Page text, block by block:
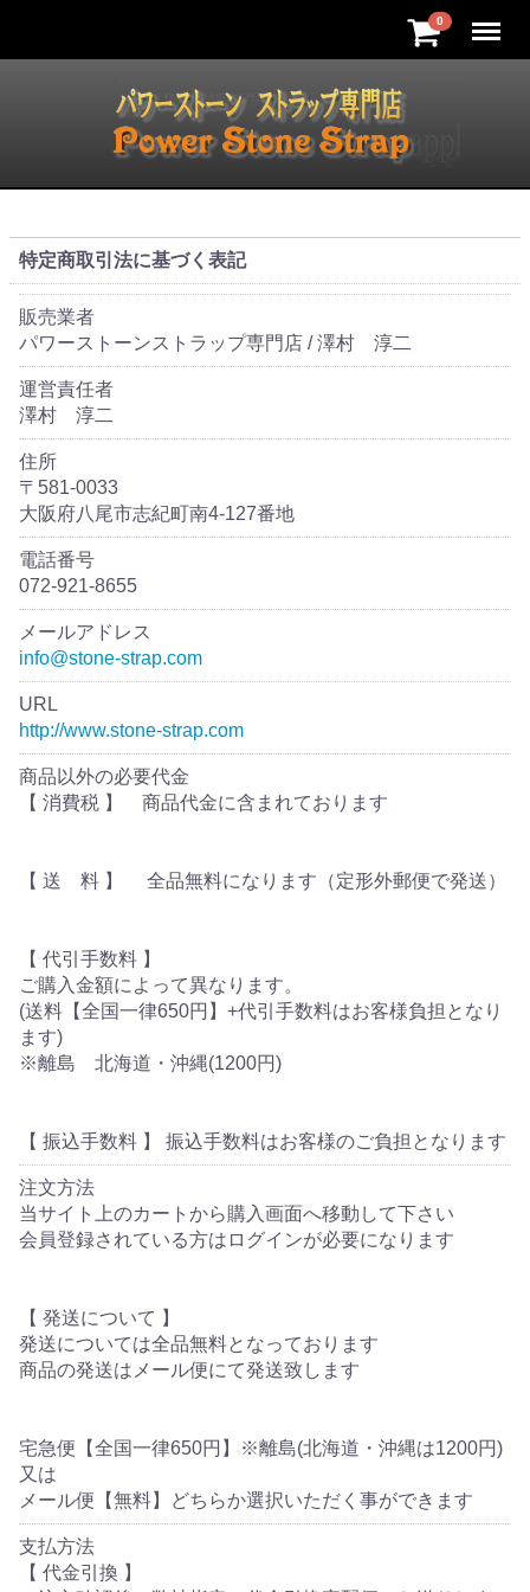
0 Menu
特定商取引法に基づく表記
販売業者
パワーストーンストラップ専門店 / 澤村 淳二
運営責任者
澤村 淳二
住所
〒581-0033
大阪府八尾市志紀町南4-127番地
電話番号
072-921-8655
メールアドレス
info@stone-strap.com
URL
http://www.stone-strap.com
商品以外の必要代金
【 消費税 】 商品代金に含まれております
【 送 料 】 全品無料になります（定形外郵便で発送）
【 代引手数料 】
ご購入金額によって異なります。
(送料【全国一律650円】+代引手数料はお客様負担となり
ます)
※離島 北海道・沖縄(1200円)
【 振込手数料 】 振込手数料はお客様のご負担となります
注文方法
当サイト上のカートから購入画面へ移動して下さい
会員登録されている方はログインが必要になります
【 発送について 】
発送については全品無料となっております
商品の発送はメール便にて発送致します
宅急便【全国一律650円】※離島(北海道・沖縄は1200円)
又は
メール便【無料】どちらか選択いただく事ができます
支払方法
【 代金引換 】